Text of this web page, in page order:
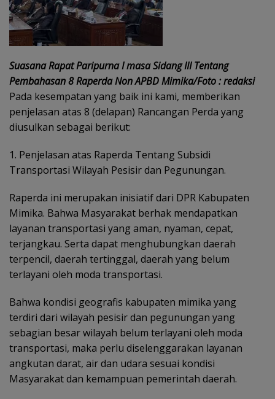
Suasana Rapat Paripurna I masa Sidang III Tentang
Pembahasan 8 Raperda Non APBD Mimika/Foto : redaksi
Pada kesempatan yang baik ini kami, memberikan
penjelasan atas 8 (delapan) Rancangan Perda yang
diusulkan sebagai berikut:
1. Penjelasan atas Raperda Tentang Subsidi
Transportasi Wilayah Pesisir dan Pegunungan.
Raperda ini merupakan inisiatif dari DPR Kabupaten
Mimika. Bahwa Masyarakat berhak mendapatkan
layanan transportasi yang aman, nyaman, cepat,
terjangkau. Serta dapat menghubungkan daerah
terpencil, daerah tertinggal, daerah yang belum
terlayani oleh moda transportasi.
Bahwa kondisi geografis kabupaten mimika yang
terdiri dari wilayah pesisir dan pegunungan yang
sebagian besar wilayah belum terlayani oleh moda
transportasi, maka perlu diselenggarakan layanan
angkutan darat, air dan udara sesuai kondisi
Masyarakat dan kemampuan pemerintah daerah.